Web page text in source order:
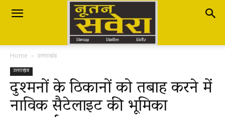
Nutan
Savera
नूतन
Home उत्तराखंड
उत्तराखंड
दुश्मनों के ठिकानों को तबाह करने में
नाविक सैटेलाइट की भूमिका